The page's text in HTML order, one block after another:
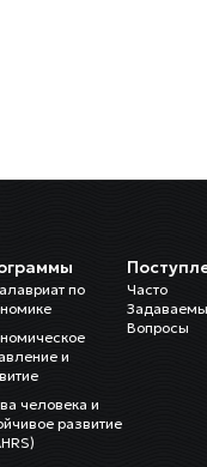
по
и
человека и
развитие
Часто
Вопросы